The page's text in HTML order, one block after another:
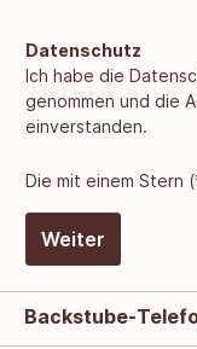
Datenschutz
Ich habe die
genommen und die
einverstanden.
Die mit einem Stern
Weiter
Backstube-